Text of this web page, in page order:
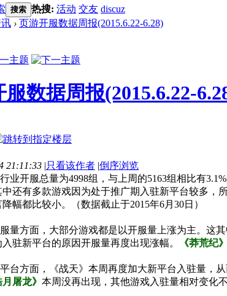
搜索 热搜: 活动 交友 discuz
› 页游开服数据周报(2015.6.22-6.28)
数据周报(2015.6.22-
21:11:33 |只看该作者 |倒序浏览
开服总量为4998组，与上周的5163组相比有
还有多款游戏因为处于推广期入驻新平台较多
幅都比较小。（数据截止于2015年6月30日）
方面，大部分游戏都是以开服量上涨为主。这其
入驻新平台的原因开服量再度出现涨幅。 《莽荒纪》
方面，《战天》本周再度加大新平台入驻量，从
月屠龙》 本周没再出现，其他游戏入驻量相对变化不